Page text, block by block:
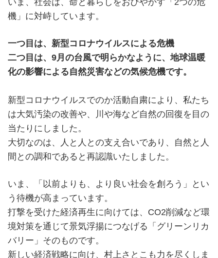
いま、社会は、命と暮らしをおびやかす「2つの危
機」に対峙しています。
一つ目は、新型コロナウイルスによる危機
二つ目は、9月の台風で明らかなように、地球温暖
化の影響による自然災害などの気候危機です。
新型コロナウイルスでのか活動自粛により、私たち
は大気汚染の改善や、川や海など自然の回復を目の
当たりにしました。
大切なのは、人と人との支え合いであり、自然と人
間との調和であると再認識いたしました。
いま、「以前よりも、より良い社会を創ろう」とい
う待機が高まっています。
打撃を受けた経済再生に向けては、CO2削減など環
境対策を通じて景気浮揚につなげる「グリーンリカ
バリー」そのものです。
新しい経済戦略に向け、村上さとこも力を尽くしま